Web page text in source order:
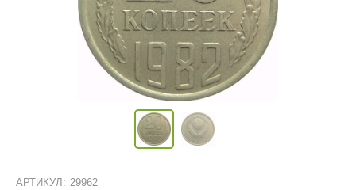
АРТИКУЛ: 29962